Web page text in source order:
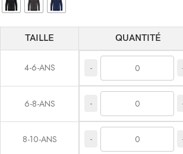
TAILLE QUANTITÉ
4-6-ANS -
6-8-ANS -
8-10-ANS -